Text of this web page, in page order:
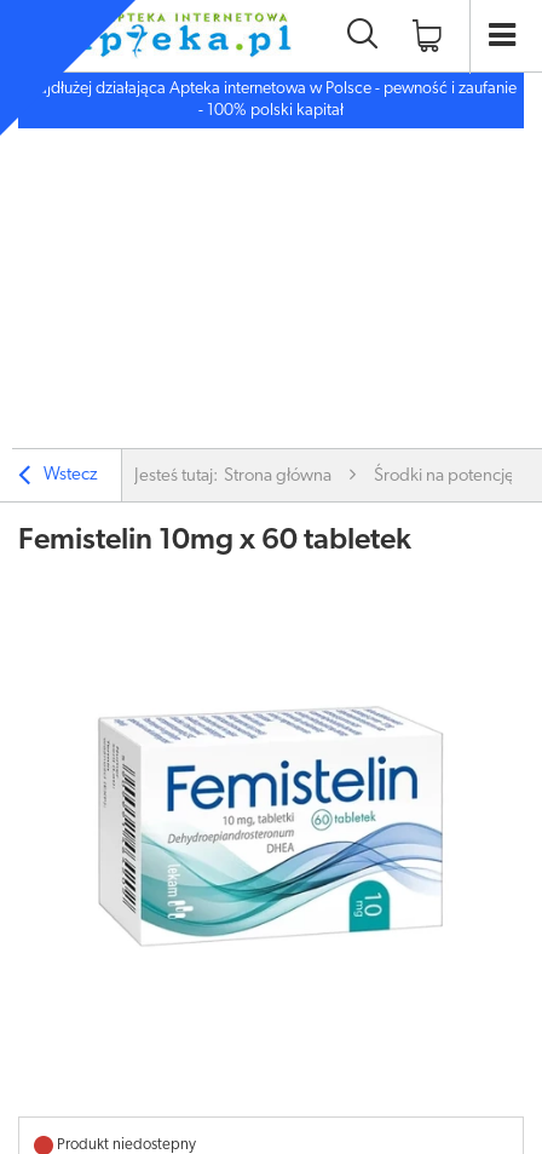
Najdłużej działająca Apteka internetowa w Polsce - pewność i zaufanie
- 100% polski kapitał
Wstecz Jesteś tutaj: Strona główna Środki na potencję i
Femistelin 10mg x 60 tabletek
Produkt niedostepny